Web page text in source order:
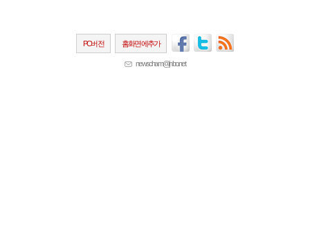
PC버전 홈화면에추가
newscham@jinbo.net